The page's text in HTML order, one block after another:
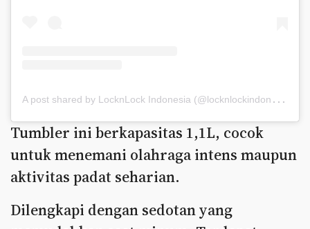
A
post shared by LocknLock Indonesia (@locknlockindonesia)
Tumbler ini berkapasitas 1,1L, cocok
untuk menemani olahraga intens maupun
aktivitas padat seharian.
Dilengkapi dengan sedotan yang